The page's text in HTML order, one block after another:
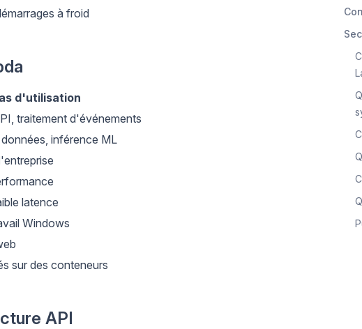
à froid
d'utilisation
traitement d'événements
inférence ML
latence
Windows
sur des conteneurs
API